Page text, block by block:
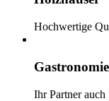
Hochwertige
Gastronomie
Ihr Partner